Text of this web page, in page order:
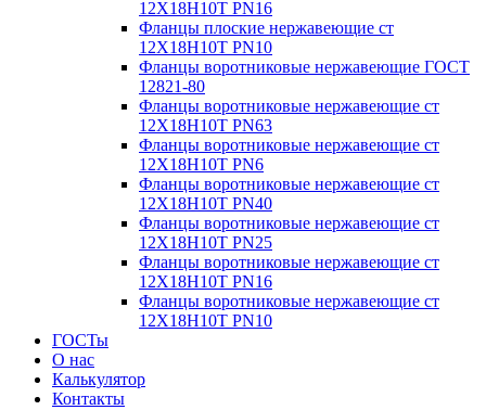
12Х18Н10Т PN16
Фланцы плоские нержавеющие ст
12Х18Н10Т PN10
Фланцы воротниковые нержавеющие ГОСТ
12821-80
Фланцы воротниковые нержавеющие ст
12Х18Н10Т PN63
Фланцы воротниковые нержавеющие ст
12Х18Н10Т PN6
Фланцы воротниковые нержавеющие ст
12Х18Н10Т PN40
Фланцы воротниковые нержавеющие ст
12Х18Н10Т PN25
Фланцы воротниковые нержавеющие ст
12Х18Н10Т PN16
Фланцы воротниковые нержавеющие ст
12Х18Н10Т PN10
ГОСТы
О нас
Калькулятор
Контакты